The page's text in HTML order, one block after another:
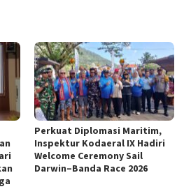
Perkuat Diplomasi Maritim,
Inspektur Kodaeral IX Hadiri
Welcome Ceremony Sail
Darwin–Banda Race 2026